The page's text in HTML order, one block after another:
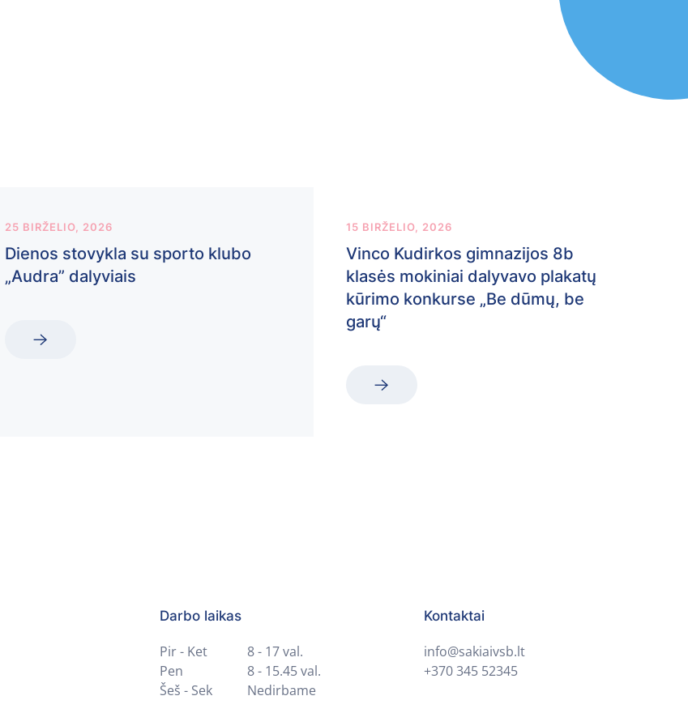
25 BIRŽELIO, 2026
Dienos stovykla su sporto klubo
„Audra” dalyviais
15 BIRŽELIO, 2026
Vinco Kudirkos gimnazijos 8b
klasės mokiniai dalyvavo plakatų
kūrimo konkurse „Be dūmų, be
garų“
Kontaktai
info@sakiaivsb.lt
+370 345 52345
Darbo laikas
Pir - Ket
8 - 17 val.
Pen
8 - 15.45 val.
Šeš - Sek
Nedirbame